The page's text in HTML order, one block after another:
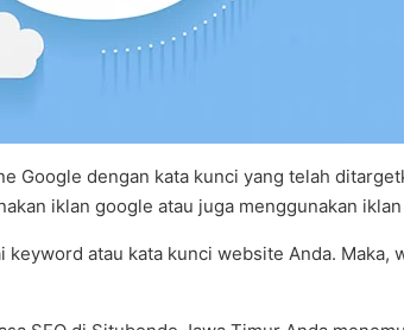
dengan kata kunci yang telah
iklan google atau juga menggunakan
atau kata kunci website Anda. Maka,